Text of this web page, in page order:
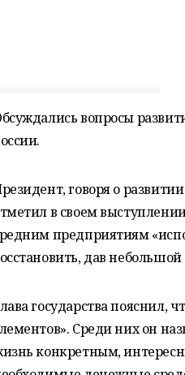
вопросы
говоря о
в своем
предприятиям
дав
государства пояснил,
Среди них он
конкретным,